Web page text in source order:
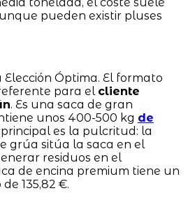
pueden existir pluses
Elección Óptima. El formato
para el cliente
. Es una saca de gran
unos 400-500 kg de
principal es la pulcritud: la
grúa sitúa la saca en el
residuos en el
de encina premium tiene un
135,82 €.